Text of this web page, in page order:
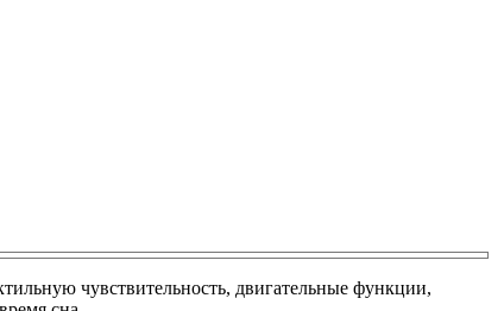
чувствительность, двигательные функции,